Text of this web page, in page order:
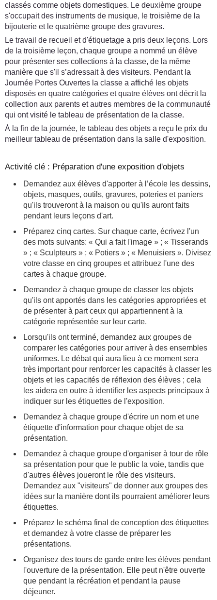
classés comme objets domestiques. Le deuxième groupe
s'occupait des instruments de musique, le troisième de la
bijouterie et le quatrième groupe des gravures.
Le travail de recueil et d'étiquetage a pris deux leçons. Lors
de la troisième leçon, chaque groupe a nommé un élève
pour présenter ses collections à la classe, de la même
manière que s'il s’adressait à des visiteurs. Pendant la
Journée Portes Ouvertes la classe a affiché les objets
disposés en quatre catégories et quatre élèves ont décrit la
collection aux parents et autres membres de la communauté
qui ont visité le tableau de présentation de la classe.
À la fin de la journée, le tableau des objets a reçu le prix du
meilleur tableau de présentation dans la salle d'exposition.
Activité clé : Préparation d'une exposition d'objets
Demandez aux élèves d'apporter à l’école les dessins,
objets, masques, outils, gravures, poteries et paniers
qu'ils trouveront à la maison ou qu'ils auront faits
pendant leurs leçons d'art.
Préparez cinq cartes. Sur chaque carte, écrivez l'un
des mots suivants: « Qui a fait l'image » ; « Tisserands
» ; « Sculpteurs » ; « Potiers » ; « Menuisiers ». Divisez
votre classe en cinq groupes et attribuez l'une des
cartes à chaque groupe.
Demandez à chaque groupe de classer les objets
qu'ils ont apportés dans les catégories appropriées et
de présenter à part ceux qui appartiennent à la
catégorie représentée sur leur carte.
Lorsqu'ils ont terminé, demandez aux groupes de
comparer les catégories pour arriver à des ensembles
uniformes. Le débat qui aura lieu à ce moment sera
très important pour renforcer les capacités à classer les
objets et les capacités de réflexion des élèves ; cela
les aidera en outre à identifier les aspects principaux à
indiquer sur les étiquettes de l'exposition.
Demandez à chaque groupe d'écrire un nom et une
étiquette d'information pour chaque objet de sa
présentation.
Demandez à chaque groupe d'organiser à tour de rôle
sa présentation pour que le public la voie, tandis que
d'autres élèves joueront le rôle des visiteurs.
Demandez aux "visiteurs" de donner aux groupes des
idées sur la manière dont ils pourraient améliorer leurs
étiquettes.
Préparez le schéma final de conception des étiquettes
et demandez à votre classe de préparer les
présentations.
Organisez des tours de garde entre les élèves pendant
l'ouverture de la présentation. Elle peut n'être ouverte
que pendant la récréation et pendant la pause
déjeuner.